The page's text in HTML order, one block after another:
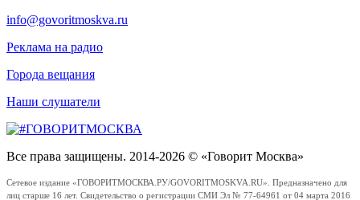
info@govoritmoskva.ru
Реклама на радио
Города вещания
Наши слушатели
Все права защищены. 2014-2026 © «Говорит Москва»
Сетевое издание «ГОВОРИТМОСКВА.РУ/GOVORITMOSKVA.RU». Предназначено для
лиц старше 16 лет. Свидетельство о регистрации СМИ Эл № 77-64961 от 04 марта 2016